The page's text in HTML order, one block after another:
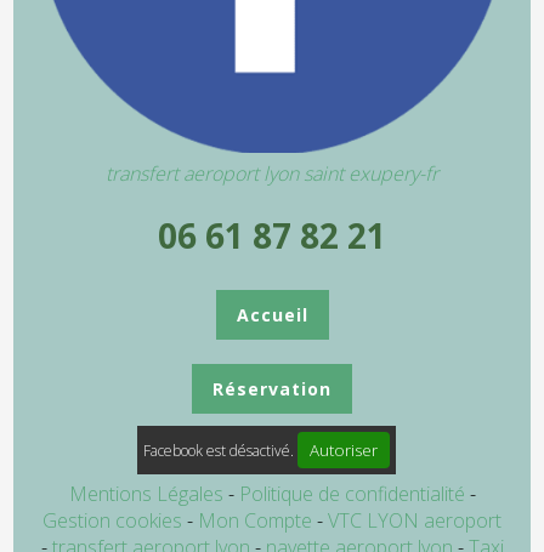
transfert aeroport lyon saint exupery-fr
06 61 87 82 21
Accueil
Réservation
Facebook est désactivé. Autoriser
Mentions Légales
Politique de confidentialité
Gestion cookies
Mon Compte
VTC LYON aeroport